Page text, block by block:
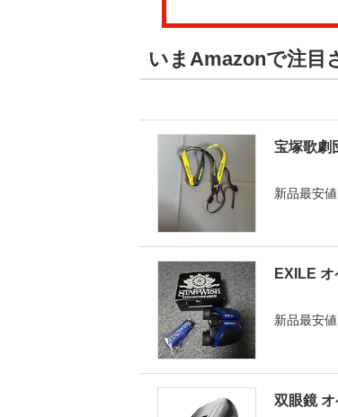
いまAmazonで注目
宝塚歌劇
新品最安値
EXILE
新品最安値
双眼鏡